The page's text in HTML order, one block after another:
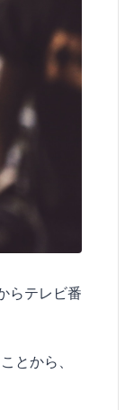
らテレビ番
とから、